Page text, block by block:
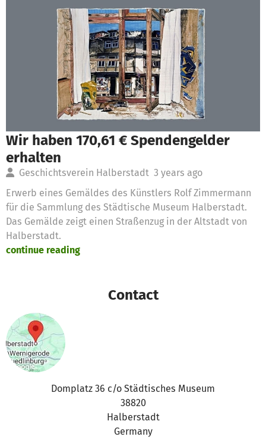
Wir haben 170,61 € Spendengelder
erhalten
Geschichtsverein Halberstadt 3 years ago
Erwerb eines Gemäldes des Künstlers Rolf Zimmermann
für die Sammlung des Städtische Museum Halberstadt.
Das Gemälde zeigt einen Straßenzug in der Altstadt von
Halberstadt.
continue reading
Contact
Domplatz 36 c/o Städtisches Museum
38820
Halberstadt
Germany